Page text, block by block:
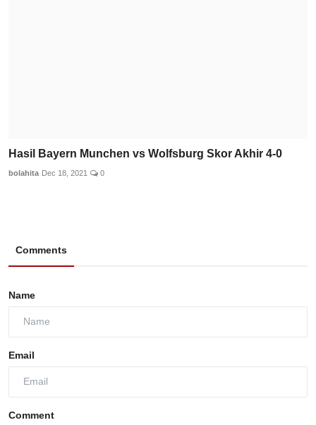
Hasil Bayern Munchen vs Wolfsburg Skor Akhir 4-0
bolahita Dec 18, 2021 0
Comments
Name
Email
Comment